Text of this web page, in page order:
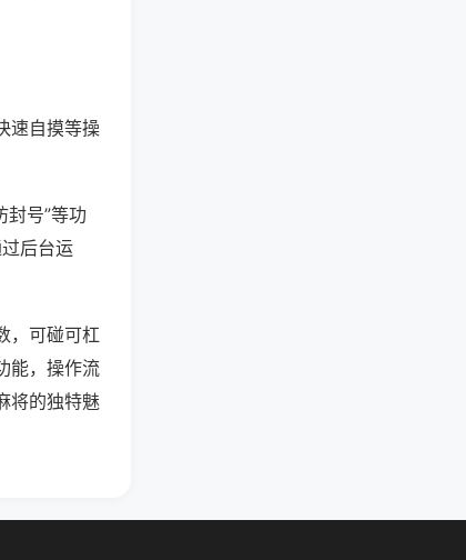
速自摸等操
封号”等功
后台运
，可碰可杠
能，操作流
将的独特魅